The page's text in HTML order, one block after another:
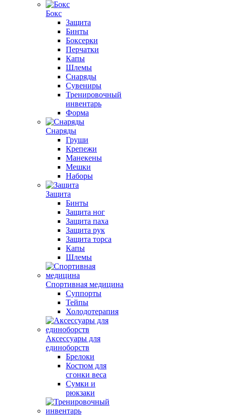
Бокс
Защита
Бинты
Боксерки
Перчатки
Капы
Шлемы
Снаряды
Сувениры
Тренировочный
инвентарь
Форма
Снаряды
Груши
Крепежи
Манекены
Мешки
Наборы
Защита
Бинты
Защита ног
Защита паха
Защита рук
Защита торса
Капы
Шлемы
Спортивная медицина
Суппорты
Тейпы
Холодотерапия
Аксессуары для
единоборств
Брелоки
Костюм для
сгонки веса
Сумки и
рюкзаки